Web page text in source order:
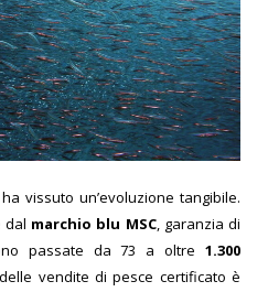
vissuto un’evoluzione tangibile.
dal marchio blu MSC, garanzia di
passate da 73 a oltre 1.300
vendite di pesce certificato è